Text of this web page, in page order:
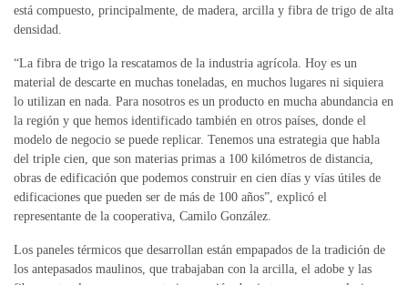
está compuesto, principalmente, de madera, arcilla y fibra de trigo de alta
densidad.
“La fibra de trigo la rescatamos de la industria agrícola. Hoy es un
material de descarte en muchas toneladas, en muchos lugares ni siquiera
lo utilizan en nada. Para nosotros es un producto en mucha abundancia en
la región y que hemos identificado también en otros países, donde el
modelo de negocio se puede replicar. Tenemos una estrategia que habla
del triple cien, que son materias primas a 100 kilómetros de distancia,
obras de edificación que podemos construir en cien días y vías útiles de
edificaciones que pueden ser de más de 100 años”, explicó el
representante de la cooperativa, Camilo González.
Los paneles térmicos que desarrollan están empapados de la tradición de
los antepasados maulinos, que trabajaban con la arcilla, el adobe y las